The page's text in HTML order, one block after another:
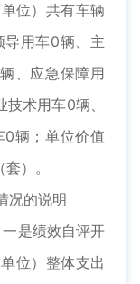
位）共有车辆
导用车0辆、主
、应急保障用
术用车0辆、
辆；单位价值
）。
的说明
是绩效自评开
位）整体支出